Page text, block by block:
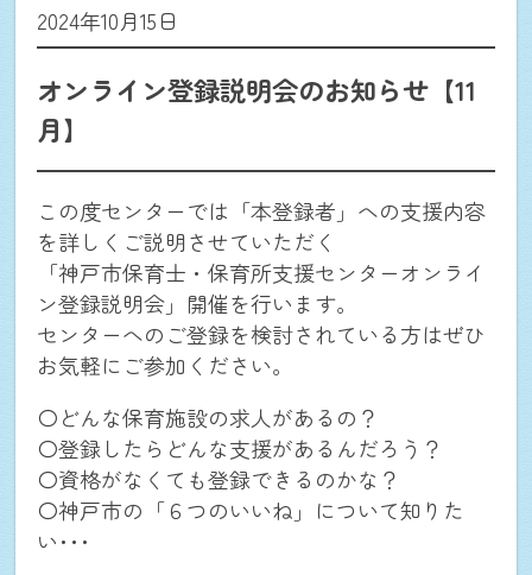
2024年10月15日
オンライン登録説明会のお知らせ【11
月】
この度センターでは「本登録者」への支援内容
を詳しくご説明させていただく
「神戸市保育士・保育所支援センターオンライ
ン登録説明会」開催を行います。
センターへのご登録を検討されている方はぜひ
お気軽にご参加ください。
〇どんな保育施設の求人があるの？
〇登録したらどんな支援があるんだろう？
〇資格がなくても登録できるのかな？
〇神戸市の「６つのいいね」について知りた
い･･･